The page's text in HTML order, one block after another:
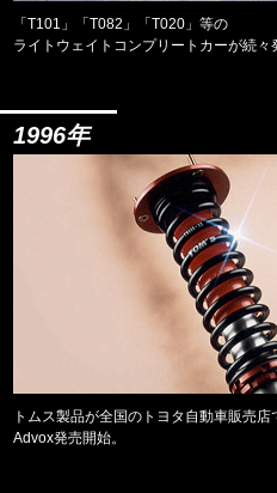
「T101」「T082」「T020」等の
ライトウェイトコンプリートカーが続々
1996年
トムス製品が全国のトヨタ自動車販売店
Advox発売開始。